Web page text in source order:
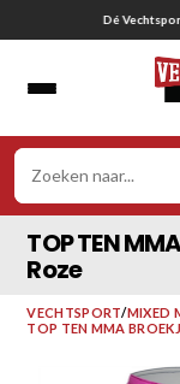
naar
TOP TEN
Roze
VECHTSPORT/MIXED
TOP TEN MMA